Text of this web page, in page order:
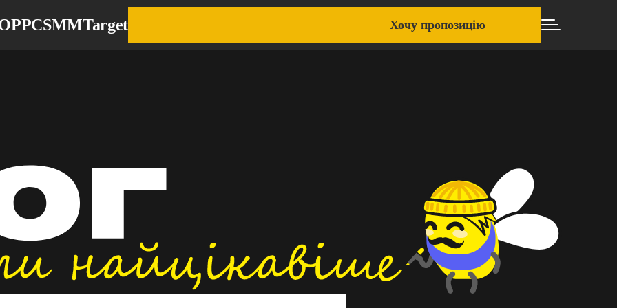
PPCSMMTarget Хочу пропозицію